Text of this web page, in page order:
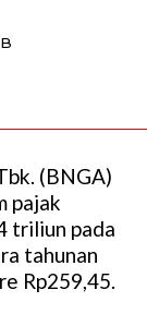
(BNGA)
pajak
triliun pada
tahunan
Rp259,45.